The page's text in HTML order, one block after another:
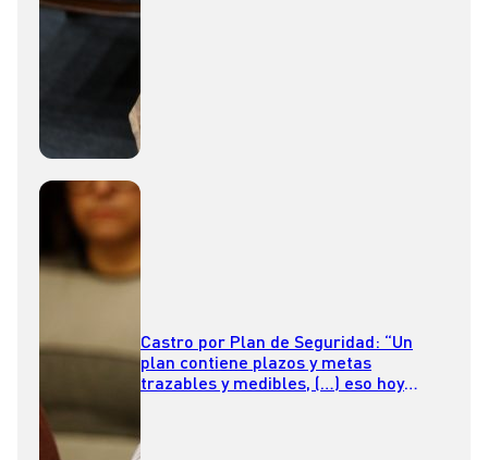
Castro por Plan de Seguridad: “Un
plan contiene plazos y metas
trazables y medibles, (…) eso hoy